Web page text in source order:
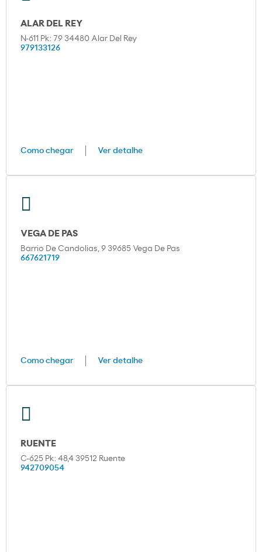
ALAR DEL REY
N-611 Pk: 79 34480 Alar Del Rey
979133126
Como chegar Ver detalhe
VEGA DE PAS
Barrio De Candolias, 9 39685 Vega De Pas
667621719
Como chegar Ver detalhe
RUENTE
C-625 Pk: 48,4 39512 Ruente
942709054